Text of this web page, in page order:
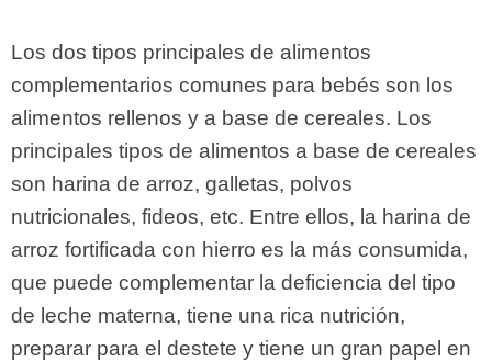
Los dos tipos principales de alimentos
complementarios comunes para bebés son los
alimentos rellenos y a base de cereales. Los
principales tipos de alimentos a base de cereales
son harina de arroz, galletas, polvos
nutricionales, fideos, etc. Entre ellos, la harina de
arroz fortificada con hierro es la más consumida,
que puede complementar la deficiencia del tipo
de leche materna, tiene una rica nutrición,
preparar para el destete y tiene un gran papel en